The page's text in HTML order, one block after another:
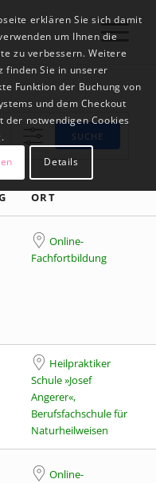
SUCHE
ORT
Online-
Fachfortbildung
Heilpraktiker
Schule »Josef
Angerer«,
Berufsfachschule für
Naturheilweisen
Online-
erklären Sie sich damit
um Ihnen die
zu verbessern. Weitere
finden Sie in unserer
Funktion der Buchung von
und dem Checkout
der notwendigen Cookies
Details